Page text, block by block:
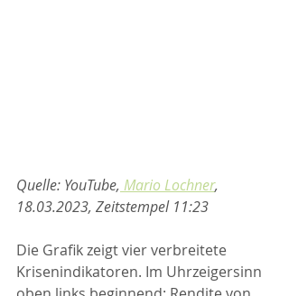
Quelle: YouTube, Mario Lochner,
18.03.2023, Zeitstempel 11:23
Die Grafik zeigt vier verbreitete
Krisenindikatoren. Im Uhrzeigersinn